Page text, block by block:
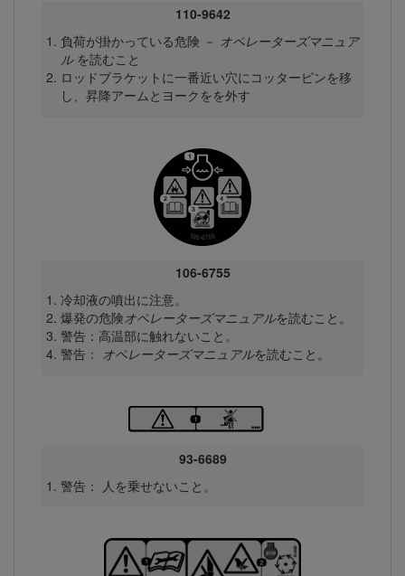
110-9642
負荷が掛かっている危険 － オペレーターズマニュア
ル を読むこと
ロッドブラケットに一番近い穴にコッターピンを移
し、昇降アームとヨークをを外す
106-6755
冷却液の噴出に注意。
爆発の危険オペレーターズマニュアルを読むこと。
警告：高温部に触れないこと。
警告： オペレーターズマニュアルを読むこと。
93-6689
警告： 人を乗せないこと。